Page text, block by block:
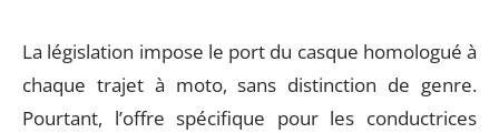
La législation impose le port du casque homologué à
chaque trajet à moto, sans distinction de genre.
Pourtant, l’offre spécifique pour les conductrices